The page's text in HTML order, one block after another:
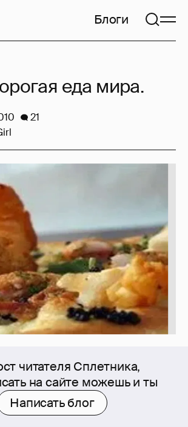
Блоги
читателя Сплетника,
на сайте можешь и ты
Написать блог
еда мира.
21